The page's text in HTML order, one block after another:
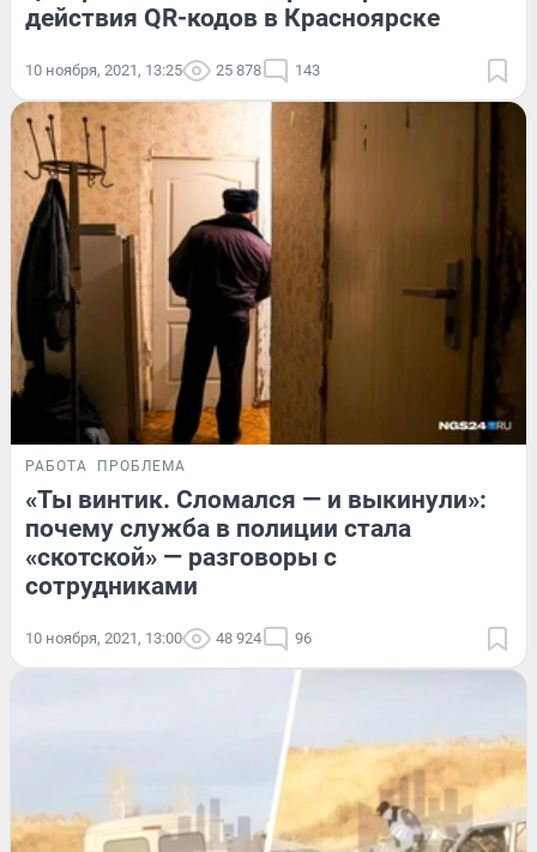
действия QR-кодов в Красноярске
10 ноября, 2021, 13:25 25 878 143
РАБОТА ПРОБЛЕМА
«Ты винтик. Сломался — и выкинули»:
почему служба в полиции стала
«скотской» — разговоры с
сотрудниками
10 ноября, 2021, 13:00 48 924 96